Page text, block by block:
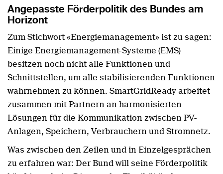
Angepasste Förderpolitik des Bundes am
Horizont
Zum Stichwort «Energiemanagement» ist zu sagen:
Einige Energiemanagement-Systeme (EMS)
besitzen noch nicht alle Funktionen und
Schnittstellen, um alle stabilisierenden Funktionen
wahrnehmen zu können. SmartGridReady arbeitet
zusammen mit Partnern an harmonisierten
Lösungen für die Kommunikation zwischen PV-
Anlagen, Speichern, Verbrauchern und Stromnetz.
Was zwischen den Zeilen und in Einzelgesprächen
zu erfahren war: Der Bund will seine Förderpolitik